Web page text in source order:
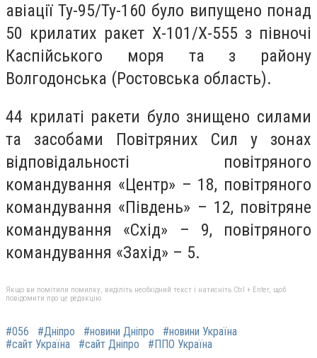
авіації Ту-95/Ту-160 було випущено понад
50 крилатих ракет Х-101/Х-555 з півночі
Каспійського моря та з району
Волгодонська (Ростовська область).
44 крилаті ракети було знищено силами
та засобами Повітряних Сил у зонах
відповідальності повітряного
командування «Центр» – 18, повітряного
командування «Південь» – 12, повітряне
командування «Схід» – 9, повітряного
командування «Захід» – 5.
Якщо ви помітили помилку, виділіть необхідний текст і натисніть Ctrl + Enter, щоб
повідомити про це редакцію
#056 #Дніпро #новини Дніпро
#новини Україна
#сайт Україна
#сайт Дніпро #ППО Україна